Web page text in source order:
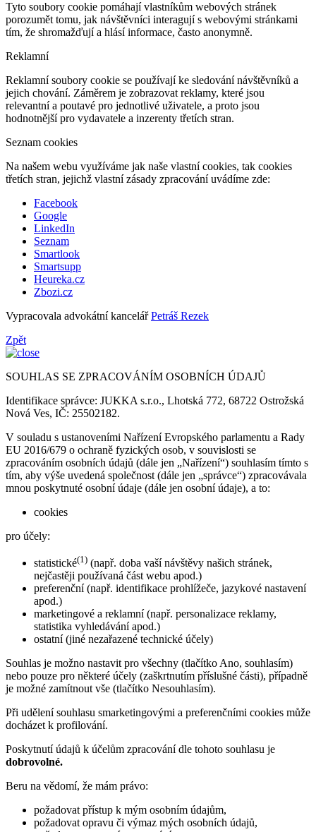
Tyto soubory cookie pomáhají vlastníkům webových stránek
porozumět tomu, jak návštěvníci interagují s webovými stránkami
tím, že shromažďují a hlásí informace, často anonymně.
Reklamní
Reklamní soubory cookie se používají ke sledování návštěvníků a
jejich chování. Záměrem je zobrazovat reklamy, které jsou
relevantní a poutavé pro jednotlivé uživatele, a proto jsou
hodnotnější pro vydavatele a inzerenty třetích stran.
Seznam cookies
Na našem webu využíváme jak naše vlastní cookies, tak cookies
třetích stran, jejichž vlastní zásady zpracování uvádíme zde:
Facebook
Google
LinkedIn
Seznam
Smartlook
Smartsupp
Heureka.cz
Zbozi.cz
Vypracovala advokátní kancelářPetráš Rezek
Zpět
SOUHLAS SE ZPRACOVÁNÍM OSOBNÍCH ÚDAJŮ
Identifikace správce: JUKKA s.r.o., Lhotská 772, 68722 Ostrožská
Nová Ves, IČ: 25502182.
V souladu s ustanoveními Nařízení Evropského parlamentu a Rady
EU 2016/679 o ochraně fyzických osob, v souvislosti se
zpracováním osobních údajů (dále jen „Nařízení“) souhlasím tímto s
tím, aby výše uvedená společnost (dále jen „správce“) zpracovávala
mnou poskytnuté osobní údaje (dále jen osobní údaje), a to:
cookies
pro účely:
statistické(1) (např. doba vaší návštěvy našich stránek,
nejčastěji používaná část webu apod.)
preferenční (např. identifikace prohlížeče, jazykové nastavení
apod.)
marketingové a reklamní (např. personalizace reklamy,
statistika vyhledávání apod.)
ostatní (jiné nezařazené technické účely)
Souhlas je možno nastavit pro všechny (tlačítko Ano, souhlasím)
nebo pouze pro některé účely (zaškrtnutím příslušné části), případně
je možné zamítnout vše (tlačítko Nesouhlasím).
Při udělení souhlasu smarketingovými a preferenčními cookies může
docházet k profilování.
Poskytnutí údajů k účelům zpracování dle tohoto souhlasu je
dobrovolné.
Beru na vědomí, že mám právo:
požadovat přístup k mým osobním údajům,
požadovat opravu či výmaz mých osobních údajů,